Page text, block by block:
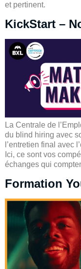
et pertinent.
KickStart –
La Centrale de
du blind hiring avec
l’entretien final avec
Ici, ce sont vos
échanges qui
Formation